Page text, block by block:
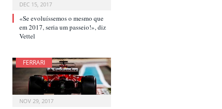
DEC 15, 2017
«Se evoluíssemos o mesmo que
em 2017, seria um passeio!», diz
Vettel
FERRARI
NOV 29, 2017